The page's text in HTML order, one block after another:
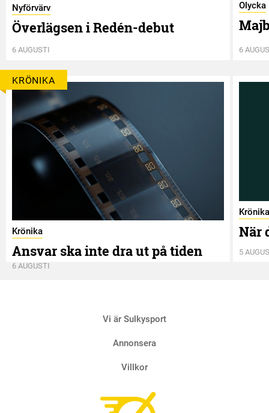
Nyförvärv
Överlägsen i Redén-debut
6 AUGUSTI
Olycka
6
KRÖNIKA
Krönika
Ansvar ska inte dra ut på tiden
6 AUGUSTI
Krönika
När
5
Vi är Sulkysport
Annonsera
Villkor